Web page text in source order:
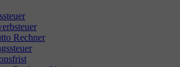
Rechner